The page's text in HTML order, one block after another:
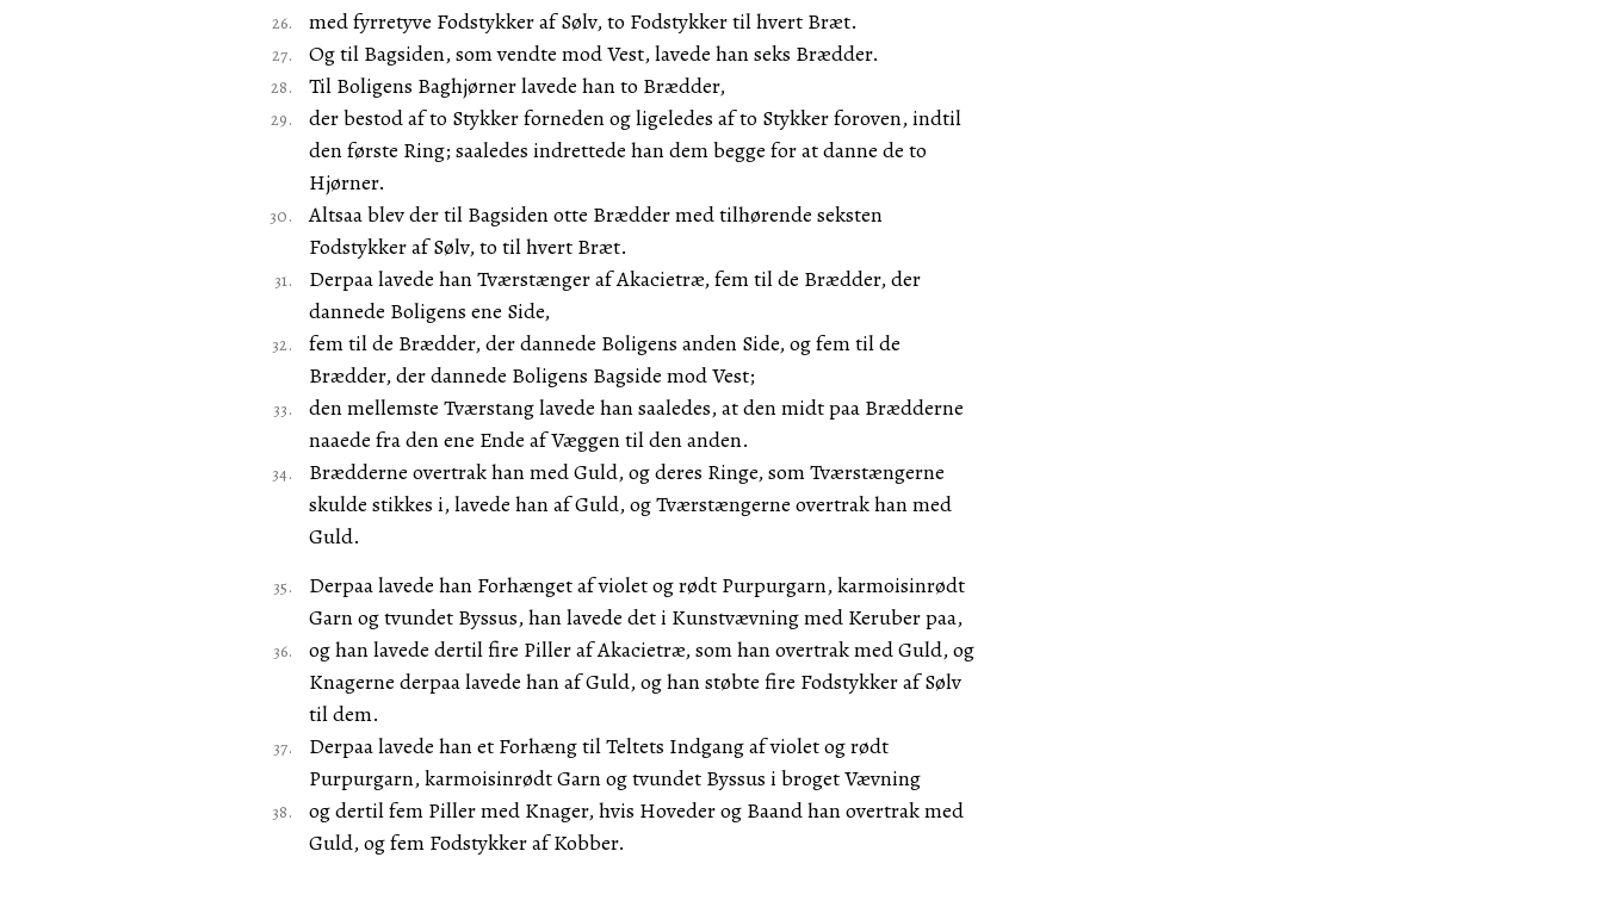
med fyrretyve Fodstykker af Sølv, to Fodstykker til hvert Bræt.
Og til Bagsiden, som vendte mod Vest, lavede han seks Brædder.
Til Boligens Baghjørner lavede han to Brædder,
der bestod af to Stykker forneden og ligeledes af to Stykker foroven, indtil
den første Ring; saaledes indrettede han dem begge for at danne de to
Hjørner.
Altsaa blev der til Bagsiden otte Brædder med tilhørende seksten
Fodstykker af Sølv, to til hvert Bræt.
Derpaa lavede han Tværstænger af Akacietræ, fem til de Brædder, der
dannede Boligens ene Side,
fem til de Brædder, der dannede Boligens anden Side, og fem til de
Brædder, der dannede Boligens Bagside mod Vest;
den mellemste Tværstang lavede han saaledes, at den midt paa Brædderne
naaede fra den ene Ende af Væggen til den anden.
Brædderne overtrak han med Guld, og deres Ringe, som Tværstængerne
skulde stikkes i, lavede han af Guld, og Tværstængerne overtrak han med
Guld.
Derpaa lavede han Forhænget af violet og rødt Purpurgarn, karmoisinrødt
Garn og tvundet Byssus, han lavede det i Kunstvævning med Keruber paa,
og han lavede dertil fire Piller af Akacietræ, som han overtrak med Guld, og
Knagerne derpaa lavede han af Guld, og han støbte fire Fodstykker af Sølv
til dem.
Derpaa lavede han et Forhæng til Teltets Indgang af violet og rødt
Purpurgarn, karmoisinrødt Garn og tvundet Byssus i broget Vævning
og dertil fem Piller med Knager, hvis Hoveder og Baand han overtrak med
Guld, og fem Fodstykker af Kobber.